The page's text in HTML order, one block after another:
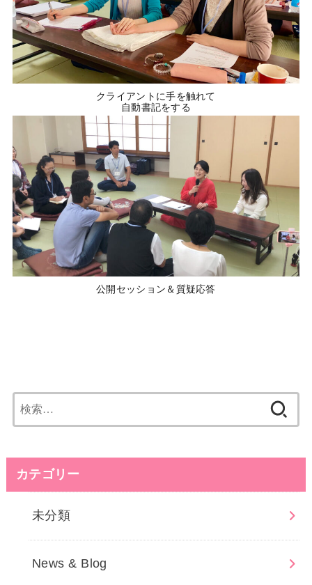
クライアントに手を触れて
自動書記をする
公開セッション＆質疑応答
索:
カテゴリー
未分類
News & Blog